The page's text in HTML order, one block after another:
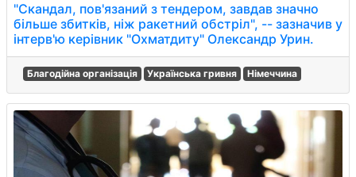
"Скандал, пов'язаний з тендером, завдав значно
більше збитків, ніж ракетний обстріл", -- зазначив у
інтерв'ю керівник "Охматдиту" Олександр Урин.
Благодійна організація Українська гривня Німеччина